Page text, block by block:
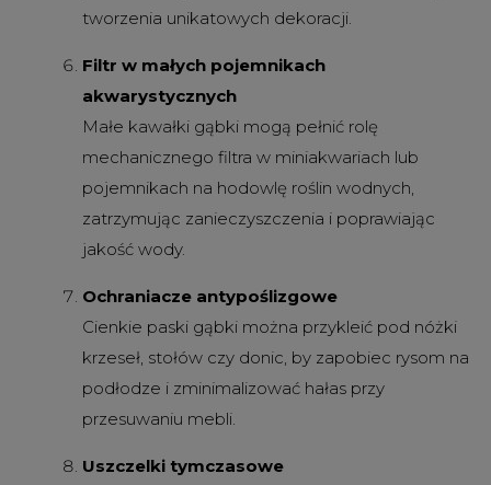
tworzenia unikatowych dekoracji.
Filtr w małych pojemnikach
akwarystycznych
Małe kawałki gąbki mogą pełnić rolę
mechanicznego filtra w miniakwariach lub
pojemnikach na hodowlę roślin wodnych,
zatrzymując zanieczyszczenia i poprawiając
jakość wody.
Ochraniacze antypoślizgowe
Cienkie paski gąbki można przykleić pod nóżki
krzeseł, stołów czy donic, by zapobiec rysom na
podłodze i zminimalizować hałas przy
przesuwaniu mebli.
Uszczelki tymczasowe